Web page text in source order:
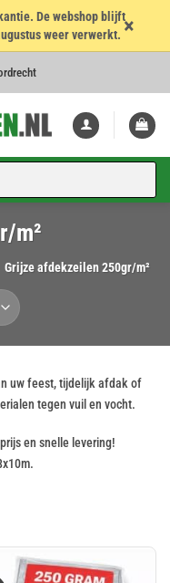
De webshop blijft
weer verwerkt. ×
verzonden!
verzonden!
beste prijs
verzonden!
m²
Grijze afdekzeilen 250gr/m²
uw feest, tijdelijk afdak of
tegen vuil en vocht.
en snelle levering!